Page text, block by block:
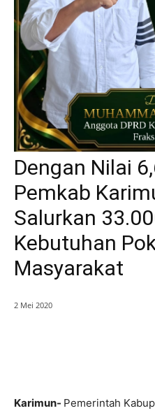
Dengan Nilai
Pemkab
Salurkan
Kebutuhan
Masyarakat
2 Mei 2020
Karimun- Pemerintah